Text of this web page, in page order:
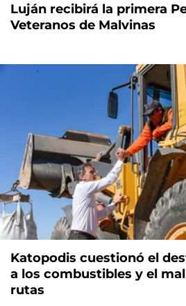
Luján recibirá la primera
Veteranos de Malvinas
Katopodis cuestionó el
a los combustibles y el
rutas